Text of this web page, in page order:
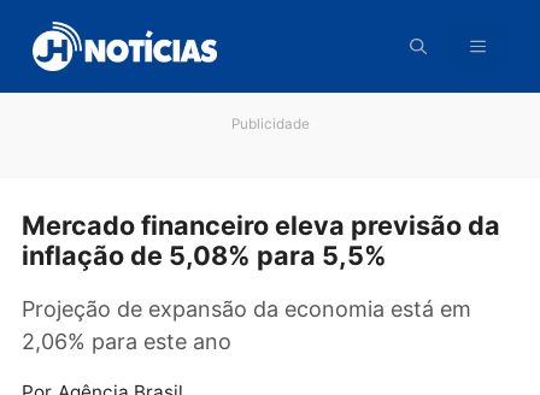
para
conteúdo
Mercado financeiro eleva previsão
Projeção de expansão da economia está em
2,06% para este ano